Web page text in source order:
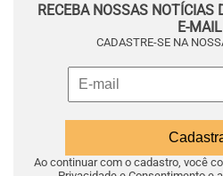
RECEBA NOSSAS NOTÍCIAS
E-MAIL
CADASTRE-SE NA
Ao continuar com o cadastro, você